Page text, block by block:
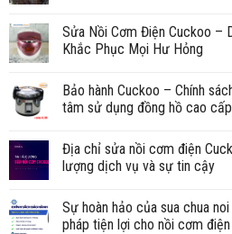
Sửa Nồi Cơm Điện Cuckoo –
Khắc Phục Mọi Hư Hỏng
Bảo hành Cuckoo – Chính
tâm sử dụng đồng hồ cao cấp
Địa chỉ sửa nồi cơm điện
lượng dịch vụ và sự tin cậy
Sự hoàn hảo của sua chua
pháp tiện lợi cho nồi cơm